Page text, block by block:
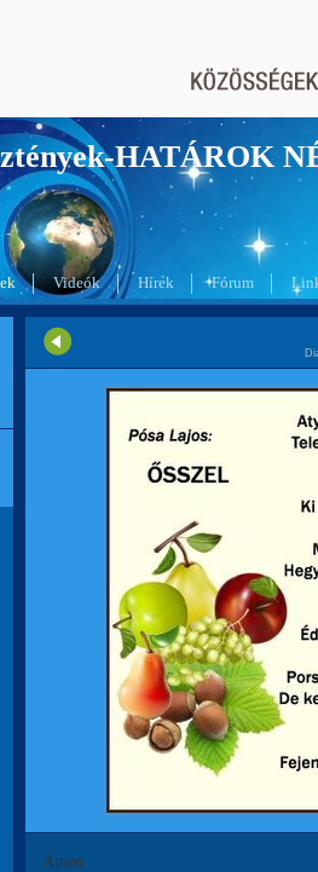
HATÁROK
Videók Hírek Fórum
Ámen